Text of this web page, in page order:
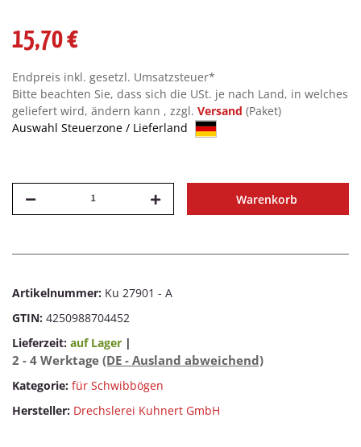
15,70 €
Endpreis inkl. gesetzl. Umsatzsteuer*
Bitte beachten Sie, dass sich die USt. je nach Land, in welches
geliefert wird, ändern kann , zzgl. Versand (Paket)
Auswahl Steuerzone / Lieferland
Warenkorb
Artikelnummer: Ku 27901 - A
GTIN: 4250988704452
Lieferzeit: auf Lager |
2 - 4 Werktage (DE - Ausland abweichend)
Kategorie: für Schwibbögen
Hersteller: Drechslerei Kuhnert GmbH